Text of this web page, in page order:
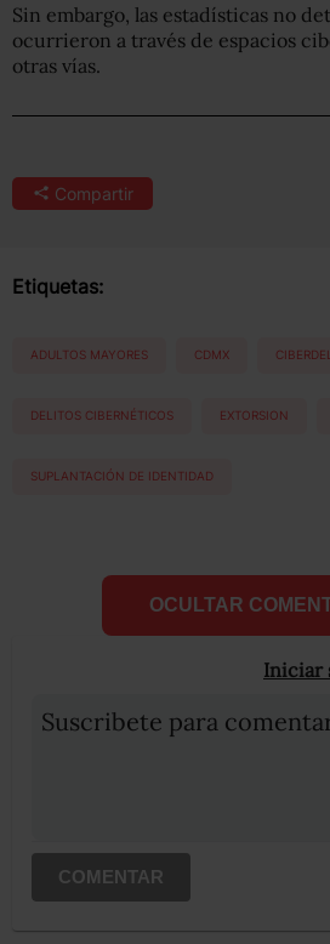
Sin embargo, las estadísticas no
ocurrieron a través de espacios
otras vías.
Compartir
Etiquetas:
ADULTOS MAYORES CDMX
DELITOS CIBERNÉTICOS EXTORSION
SUPLANTACIÓN DE IDENTIDAD
OCULTAR
Iniciar
Suscribete para
COMENTAR